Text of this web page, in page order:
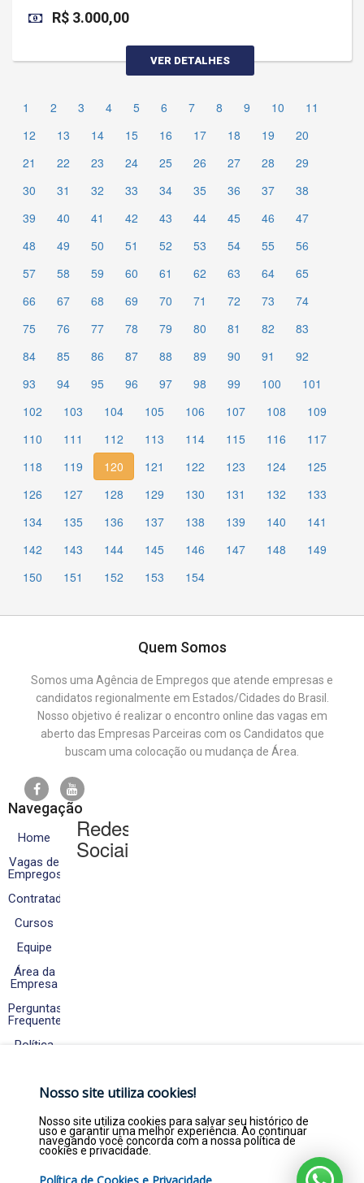
R$ 3.000,00
VER DETALHES
1 2 3 4 5 6 7 8 9 10
11
12
13 14 15 16 17 18 19
20
21
22 23 24 25 26 27 28
29
30
31 32 33 34 35 36 37
38
39
40 41 42 43 44 45 46
47
48
49 50 51 52 53 54 55
56
57
58 59 60 61 62 63 64
65
66
67 68 69 70 71 72 73
74
75
76 77 78 79 80 81 82
83
84
85 86 87 88 89 90 91
92
93
94 95 96 97 98 99 100
101
102
103 104 105 106 107 108
109
110
111 112 113 114 115 116
117
118
119 120 121 122 123 124
125
126
127 128 129 130 131 132
133
134
135 136 137 138 139 140
141
142
143 144 145 146 147 148
149
150
151 152 153 154
Quem Somos
Somos uma Agência de Empregos que atende empresas e
candidatos regionalmente em Estados/Cidades do Brasil.
Nosso objetivo é realizar o encontro online das vagas em
aberto das Empresas Parceiras com os Candidatos que
buscam uma colocação ou mudança de Área.
Navegação
Home
Vagas de
Empregos
Contratados
Cursos
Equipe
Área da
Empresa
Perguntas
Frequentes
Política
Privacidade
Fale
Conosco
Redes
Sociais
Nosso site utiliza cookies!
Nosso site utiliza cookies para salvar seu histórico de
uso e garantir uma melhor experiência. Ao continuar
navegando você concorda com a nossa política de
cookies e privacidade.